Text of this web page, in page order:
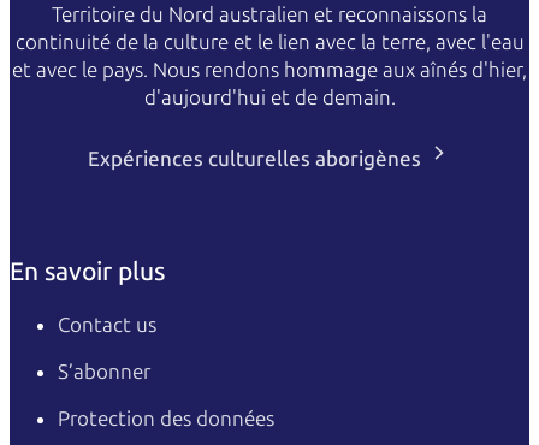
Territoire du Nord australien et reconnaissons la
continuité de la culture et le lien avec la terre, avec l'eau
et avec le pays. Nous rendons hommage aux aînés d'hier,
d'aujourd'hui et de demain.
Expériences culturelles aborigènes
En savoir plus
Contact us
S’abonner
Protection des données